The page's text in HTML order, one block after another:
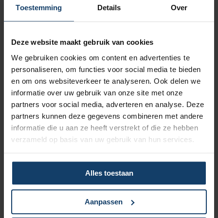
Toestemming Details Over
Deze website maakt gebruik van cookies
We gebruiken cookies om content en advertenties te
personaliseren, om functies voor social media te bieden
en om ons websiteverkeer te analyseren. Ook delen we
informatie over uw gebruik van onze site met onze
partners voor social media, adverteren en analyse. Deze
partners kunnen deze gegevens combineren met andere
informatie die u aan ze heeft verstrekt of die ze hebben
verzameld op basis van uw gebruik van hun services.
Alles toestaan
Aanpassen
Vergoeding tot €250 per kalenderjaar bij pakket Top
Korting op vrijwillig eigen risico
Wil je een lagere zorgpremie? Dan kun je het verplicht eigen
risico van € 385 verhogen met een vrijwillig eigen risico van
maximaal € 500. Hoe hoger het vrijwillig eigen risico, hoe
Meer over het eigen risico